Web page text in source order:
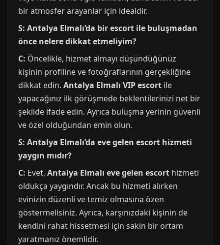
bir atmosfer arayanlar için idealdir.
S: Antalya Elmalı’da bir escort ile buluşmadan
önce nelere dikkat etmeliyim?
C: Öncelikle, hizmet almayı düşündüğünüz
kişinin profiline ve fotoğraflarının gerçekliğine
dikkat edin. Antalya Elmalı VIP escort ile
yapacağınız ilk görüşmede beklentilerinizi net bir
şekilde ifade edin. Ayrıca buluşma yerinin güvenli
ve özel olduğundan emin olun.
S: Antalya Elmalı’da eve gelen escort hizmeti
yaygın mıdır?
C: Evet, Antalya Elmalı eve gelen escort hizmeti
oldukça yaygındır. Ancak bu hizmeti alırken
evinizin düzenli ve temiz olmasına özen
göstermelisiniz. Ayrıca, karşınızdaki kişinin de
kendini rahat hissetmesi için sakin bir ortam
yaratmanız önemlidir.